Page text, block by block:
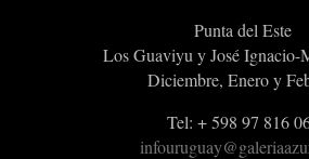
Punta del Este
Los Guaviyu y José Ignacio-
Diciembre, Enero y
Tel: + 598 97 816